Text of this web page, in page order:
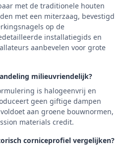
met de traditionele houten
met een miterzaag, bevestigd
op de
installatiegids en
aanbevelen voor grote
milieuvriendelijk?
is halogeenvrij en
geen giftige dampen
aan groene bouwnormen,
materials credit.
corniceprofiel vergelijken?